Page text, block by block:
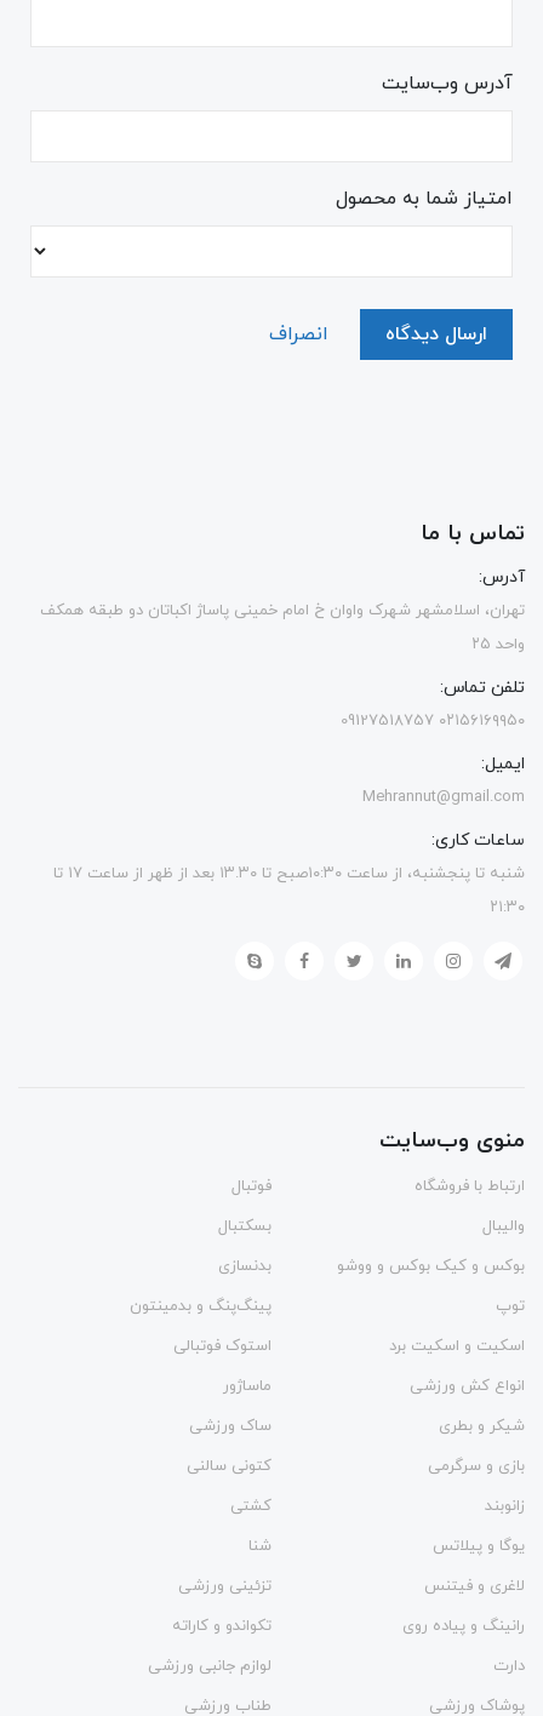
آدرس وب‌سایت
امتیاز شما به محصول
ارسال دیدگاه انصراف
تماس با ما
آدرس:
تهران، اسلامشهر شهرک واوان خ امام خمینی پاساژ اکباتان دو طبقه همکف
واحد ۲۵
تلفن تماس:
۰۲۱۵۶۱۶۹۹۵۰ 09127518757
ایمیل:
Mehrannut@gmail.com
ساعات کاری:
شنبه تا پنجشنبه، از ساعت ۱۰:۳۰صبح تا ۱۳.۳۰ بعد از ظهر از ساعت ۱۷ تا
۲۱:۳۰
منوی وب‌سایت
ارتباط با فروشگاه
فوتبال
والیبال
بسکتبال
بوکس و کیک بوکس و ووشو
بدنسازی
توپ
پینگ‌پنگ و بدمينتون
اسکیت و اسکیت برد
استوک فوتبالی
انواع کش ورزشی
ماساژور
شیکر و بطری
ساک ورزشی
بازی و سرگرمی
کتونی سالنی
زانوبند
کشتی
یوگا و پیلاتس
شنا
لاغری و فیتنس
تزئینی ورزشی
رانینگ و پیاده روی
تکواندو و کاراته
دارت
لوازم جانبی ورزشی
پوشاک ورزشی
طناب ورزشی